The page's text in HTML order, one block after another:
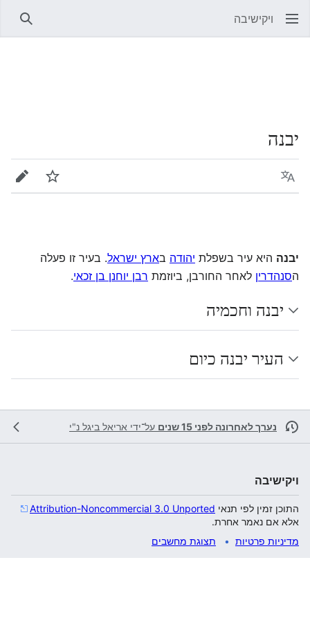
ויקישיבה
יבנה
שפה מעקב
יבנה היא עיר בשפלת יהודה בארץ ישראל. בעיר זו פעלה
הסנהדרין לאחר החורבן, ביוזמת רבן יוחנן בן זכאי.
יבנה וחכמיה
העיר יבנה כיום
נערך לאחרונה לפני 15 שנים על־ידי אריאל ביגל נ"י
ויקישיבה
התוכן זמין לפי תנאי Attribution-Noncommercial 3.0 Unported
אלא אם נאמר אחרת.
מדיניות פרטיות
תצוגת מחשבים